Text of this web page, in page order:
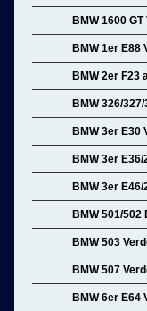
BMW 1600
BMW 1er E88
BMW 2er F23
BMW 326/
BMW 3er E30
BMW 3er
BMW 3er
BMW 501/502
BMW 503
BMW 507
BMW 6er E64